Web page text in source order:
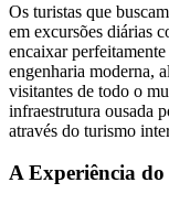
Os turistas que
em excursões diárias
encaixar
engenharia moderna,
visitantes de todo o
infraestrutura ousada
através do turismo
A Experiência